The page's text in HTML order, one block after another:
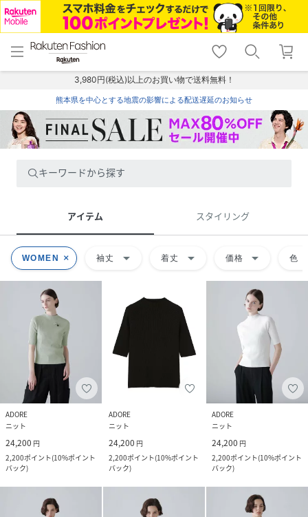
menu home
トップ
shopping_cart lock_outline
ログイン
3,980円(税込)以上のお買い物で送料無料！
熊本県を中心とする地震の影響による配送遅延のお知らせ
キーワードから探す
アイテム スタイリング
WOMEN 袖丈 arrow_drop_down 着丈 arrow_drop_down 価格 arrow_drop_down 色
ADORE
ニット
24,200 円
2,200ポイント(10%ポイント
バック)
ADORE
ニット
24,200 円
2,200ポイント(10%ポイント
バック)
ADORE
ニット
24,200 円
2,200ポイント(10%ポイント
バック)